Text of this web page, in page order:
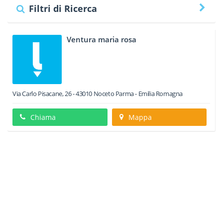
Filtri di Ricerca
Ventura maria rosa
Via Carlo Pisacane, 26-43010 Noceto Parma - Emilia Romagna
Chiama Mappa